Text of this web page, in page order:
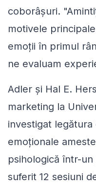
coborâșuri.
motivele
emoții în primul
ne evaluam
Adler și Hal E.
marketing la
investigat
emoționale
psihologică într-
suferit 12 sesiuni